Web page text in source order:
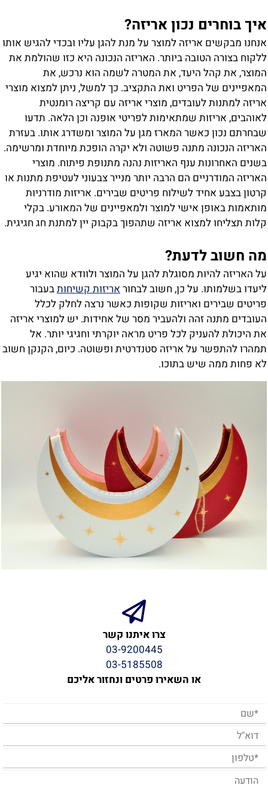
בוחרים נכון אריזה?
מבקשים אריזה למוצר על מנת להגן עליו ובכדי להגיש אותו
בצורה הטובה ביותר. האריזה הנכונה היא כזו שהולמת את
את קהל היעד, את המטרה לשמה הוא נרכש, את
של הפריט ואת התקציב. כך למשל, ניתן למצוא מוצרי
למתנות לעובדים, מוצרי אריזה עם קריצה רומנטית
אריזות שמתאימות לפריטי אופנה וכן הלאה. תדעו
נכון כאשר המארז מגן על המוצר ומשדרג אותו. בעזרת
הנכונה מתנה פשוטה ולא יקרה הופכת מיוחדת ומרשימה.
האחרונות ענף האריזות נהנה מתנופת פיתוח. מוצרי
המודרניים הם הרבה יותר מנייר צבעוני לעטיפת מתנות או
בצבע אחיד לשילוח פריטים שבירים. אריזות מודרניות
באופן אישי למוצר ולמאפיינים של המאורע. בקלי
תצליחו למצוא אריזה שתהפוך בקבוק יין למתנת חג חגיגית.
חשוב לדעת?
האריזה להיות מסוגלת להגן על המוצר ולוודא שהוא יגיע
בשלמותו. על כן, חשוב לבחוראריזות קשיחותבעבור
שבירים ואריזות שקופות כאשר נרצה לחלק לכלל
מתנה זהה ולהעביר מסר של אחידות. יש למוצרי אריזה
היכולת להעניק לכל פריט מראה יוקרתי וחגיגי יותר. אל
להתפשר על אריזה סטנדרטית ופשוטה. כיום, הקנקן חשוב
פחות ממה שיש בתוכו.
צרו איתנו קשר
03-9200445
03-5185508
או השאירו פרטים ונחזור אליכם